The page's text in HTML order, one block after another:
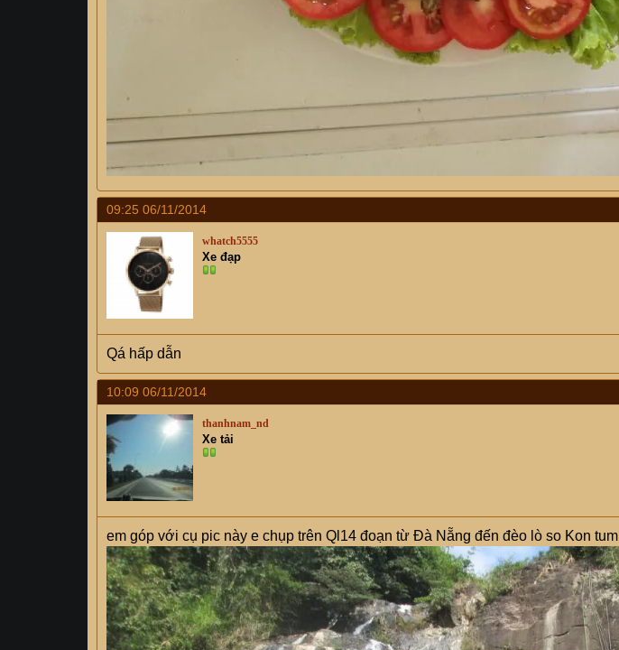
09:25 06/11/2014
whatch5555
Xe đạp
Qá hấp dẫn
10:09 06/11/2014
thanhnam_nd
Xe tải
em góp với cụ pic này e chụp trên Ql14 đoạn từ Đà Nẵng đến đèo lò so Kon tum